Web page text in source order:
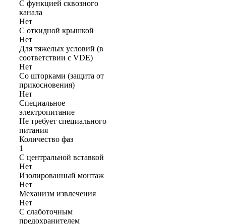
С функцией сквозного
канала
Нет
С откидной крышкой
Нет
Для тяжелых условий (в
соответствии с VDE)
Нет
Со шторками (защита от
прикосновения)
Нет
Cпециальное
электропитание
Не требует специального
питания
Количество фаз
1
С центральной вставкой
Нет
Изолированный монтаж
Нет
Механизм извлечения
Нет
С слаботочным
предохранителем